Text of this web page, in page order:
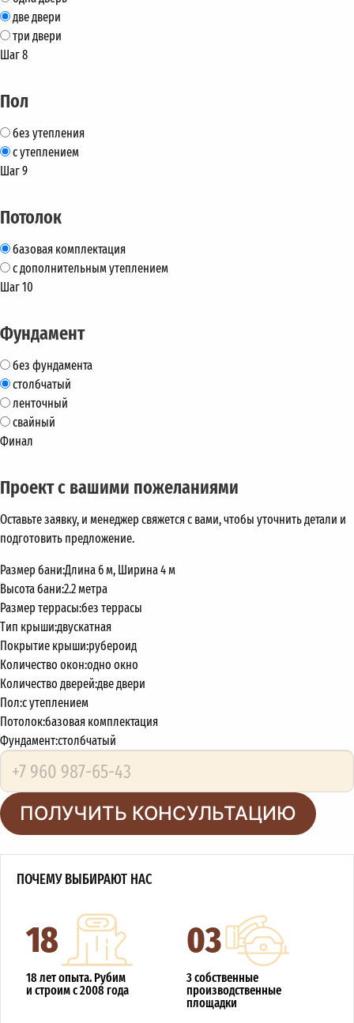
две двери
три двери
Шаг 8
Пол
без утепления
с утеплением
Шаг 9
Потолок
базовая комплектация
с дополнительным утеплением
Шаг 10
Фундамент
без фундамента
столбчатый
ленточный
свайный
Финал
Проект с вашими пожеланиями
Оставьте заявку, и менеджер свяжется с вами, чтобы уточнить детали и
подготовить предложение.
Размер бани:Длина 6 м, Ширина 4 м
Высота бани:2.2 метра
Размер террасы:без террасы
Тип крыши:двускатная
Покрытие крыши:рубероид
Количество окон:одно окно
Количество дверей:две двери
Пол:с утеплением
Потолок:базовая комплектация
Фундамент:столбчатый
ПОЛУЧИТЬ КОНСУЛЬТАЦИЮ
ПОЧЕМУ ВЫБИРАЮТ НАС
18
18 лет опыта. Рубим
и строим с 2008 года
03
3 собственные
производственные
площадки